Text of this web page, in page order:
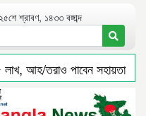
শ্রাবণ, ১৪৩৩ বঙ্গাব্দ
আহ/তরাও পাবেন সহায়তা